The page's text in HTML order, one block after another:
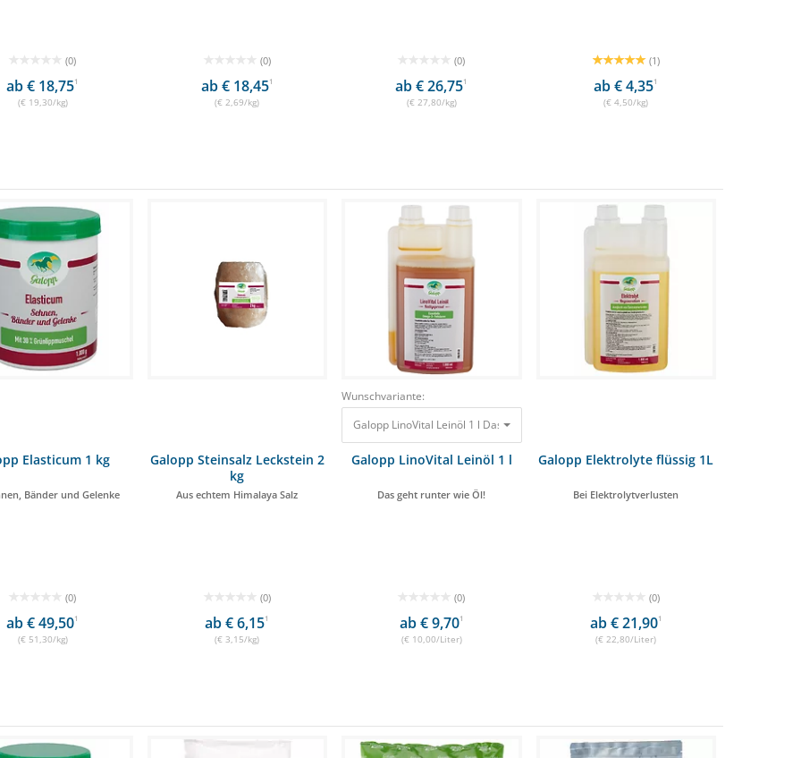
(0)
ab € 18,751
(€ 19,30/kg)
(0)
ab € 18,451
(€ 2,69/kg)
(0)
ab € 26,751
(€ 27,80/kg)
(1)
ab € 4,351
(€ 4,50/kg)
Elasticum 1 kg
Bänder und Gelenke
(0)
ab € 49,501
(€ 51,30/kg)
Galopp Steinsalz Leckstein 2
kg
Aus echtem Himalaya Salz
(0)
ab € 6,151
(€ 3,15/kg)
Wunschvariante:
Galopp LinoVital Leinöl 1 l Das geht runter wie Öl! 10,00 €
Galopp LinoVital Leinöl 1 l
Das geht runter wie Öl!
(0)
ab € 9,701
(€ 10,00/Liter)
Galopp Elektrolyte flüssig 1L
Bei Elektrolytverlusten
(0)
ab € 21,901
(€ 22,80/Liter)